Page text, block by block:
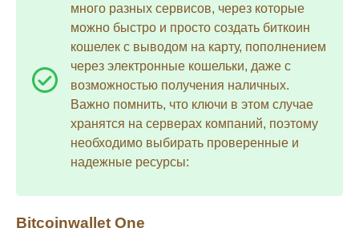
много разных сервисов, через которые
можно быстро и просто создать биткоин
кошелек с выводом на карту, пополнением
через электронные кошельки, даже с
возможностью получения наличных.
Важно помнить, что ключи в этом случае
хранятся на серверах компаний, поэтому
необходимо выбирать проверенные и
надежные ресурсы:
Bitcoinwallet One